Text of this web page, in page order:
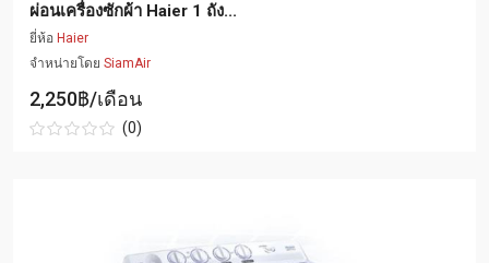
ผ่อนเครื่องซักผ้า Haier 1 ถัง...
ยี่ห้อ Haier
จำหน่ายโดย SiamAir
2,250฿/เดือน
(0)